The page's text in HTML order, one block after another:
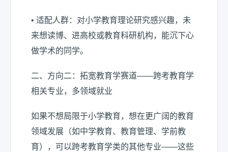
• 适配人群：对小学教育理论研究感兴趣，未
来想读博、进高校或教育科研机构，能沉下心
做学术的同学。
二、方向二：拓宽教育学赛道——跨考教育学
相关专业，多领域就业
如果不想局限于小学教育，想在更广阔的教育
领域发展（如中学教育、教育管理、学前教
育），可以跨考教育学类的其他专业——这些